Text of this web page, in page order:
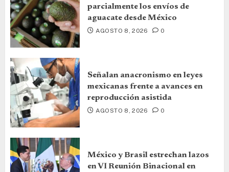
parcialmente los envíos de
aguacate desde México
AGOSTO 8, 2026 0
Señalan anacronismo en leyes
mexicanas frente a avances en
reproducción asistida
AGOSTO 8, 2026 0
México y Brasil estrechan lazos
en VI Reunión Binacional en